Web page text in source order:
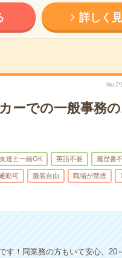
詳しく
ーでの一般事務
友達と一緒OK 英語不要 履歴書
勤可 服装自由 職場が禁煙
す！同業務の方もいて安心。20